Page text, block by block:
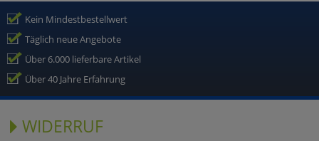
Kein Mindestbestellwert
Täglich neue Angebote
Über 6.000 lieferbare Artikel
Über 40 Jahre Erfahrung
WIDERRUF